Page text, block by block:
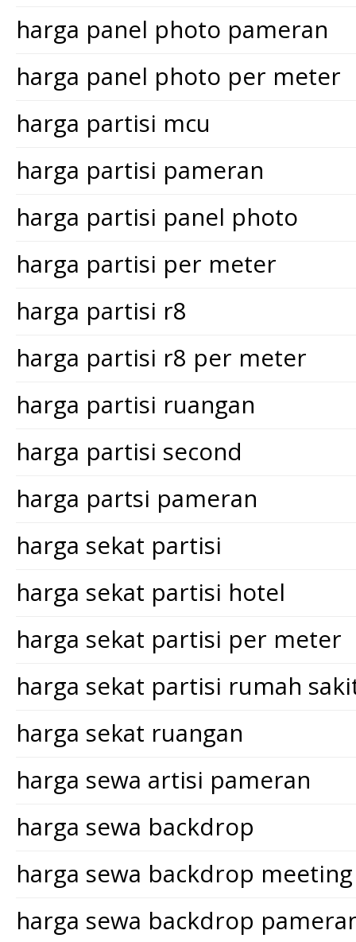
harga panel photo pameran
harga panel photo per meter
harga partisi mcu
harga partisi pameran
harga partisi panel photo
harga partisi per meter
harga partisi r8
harga partisi r8 per meter
harga partisi ruangan
harga partisi second
harga partsi pameran
harga sekat partisi
harga sekat partisi hotel
harga sekat partisi per meter
harga sekat partisi rumah
harga sekat ruangan
harga sewa artisi pameran
harga sewa backdrop
harga sewa backdrop meeting
harga sewa backdrop